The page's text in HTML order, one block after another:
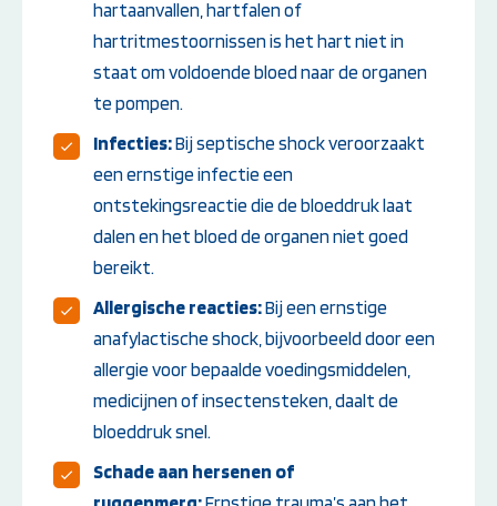
hartaanvallen, hartfalen of
hartritmestoornissen is het hart niet in
staat om voldoende bloed naar de organen
te pompen.
Infecties:Bij septische shock veroorzaakt
een ernstige infectie een
ontstekingsreactie die de bloeddruk laat
dalen en het bloed de organen niet goed
bereikt.
Allergische reacties:Bij een ernstige
anafylactische shock, bijvoorbeeld door een
allergie voor bepaalde voedingsmiddelen,
medicijnen of insectensteken, daalt de
bloeddruk snel.
Schade aan hersenen of